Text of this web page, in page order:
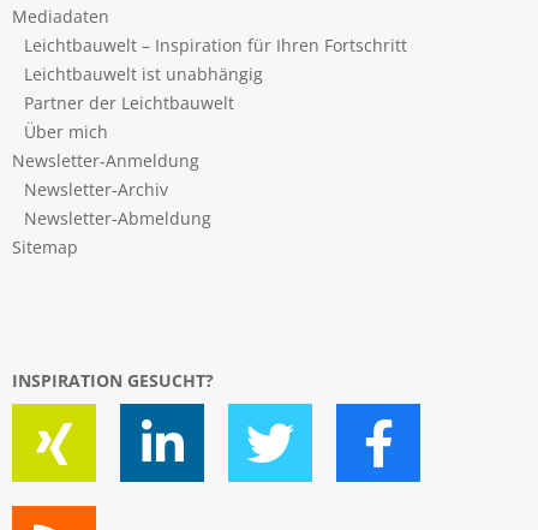
Mediadaten
Leichtbauwelt – Inspiration für Ihren Fortschritt
Leichtbauwelt ist unabhängig
Partner der Leichtbauwelt
Über mich
Newsletter-Anmeldung
Newsletter-Archiv
Newsletter-Abmeldung
Sitemap
INSPIRATION GESUCHT?